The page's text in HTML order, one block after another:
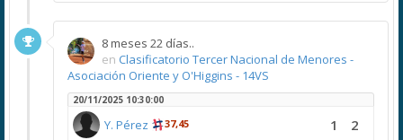
8 meses 22 días..
en Clasificatorio Tercer Nacional de Menores -
Asociación Oriente y O'Higgins - 14VS
20/11/2025 10:30:00
Y. Pérez 37,45 1 2